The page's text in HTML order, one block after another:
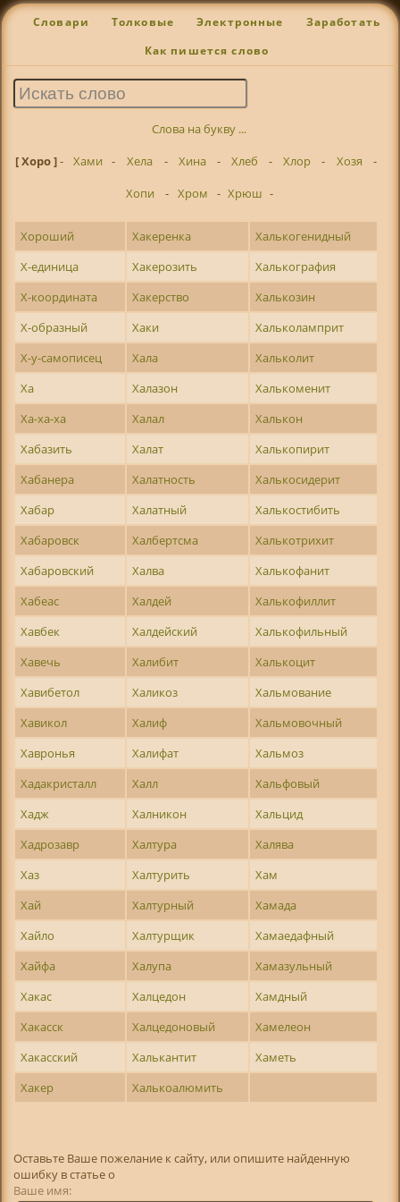
Словари Толковые Электронные Заработать
Как пишется слово
Слова на букву ...
[ Хоро ]- Хами - Хела - Хина - Хлеб - Хлор - Хозя
-
Хопи
- Хром - Хрюш -
Хороший Хакеренка
Халькогенидный
Х-единица
Хакерозить
Халькография
Х-координата
Хакерство
Халькозин
Х-образный
Хаки
Хальколамприт
Х-у-самописец
Хала
Хальколит
Ха
Халазон
Халькоменит
Ха-ха-ха
Халал
Халькон
Хабазить
Халат
Халькопирит
Хабанера
Халатность
Халькосидерит
Хабар
Халатный
Халькостибить
Хабаровск
Халбертсма
Халькотрихит
Хабаровский
Халва
Халькофанит
Хабеас
Халдей
Халькофиллит
Хавбек
Халдейский
Халькофильный
Хавечь
Халибит
Халькоцит
Хавибетол
Халикоз
Хальмование
Хавикол
Халиф
Хальмовочный
Хавронья
Халифат
Хальмоз
Хадакристалл
Халл
Хальфовый
Хадж
Халникон
Хальцид
Хадрозавр
Халтура
Халява
Хаз
Халтурить
Хам
Хай
Халтурный
Хамада
Хайло
Халтурщик
Хамаедафный
Хайфа
Халупа
Хамазульный
Хакас
Халцедон
Хамдный
Хакасск
Халцедоновый
Хамелеон
Хакасский
Халькантит
Хаметь
Хакер
Халькоалюмить
Оставьте Ваше пожелание к сайту, или опишите найденную
ошибку в статье о
Ваше имя: